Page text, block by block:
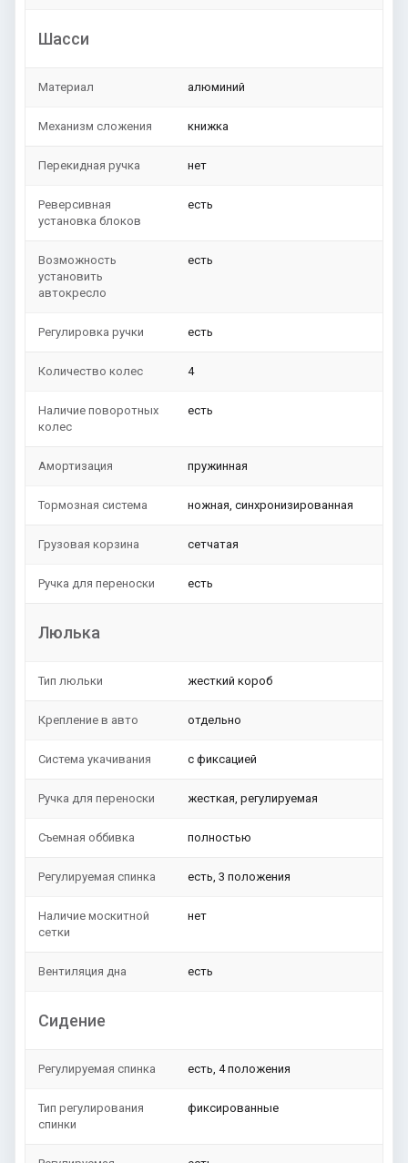
Шасси
Материал алюминий
Механизм сложения книжка
Перекидная ручка нет
Реверсивная
установка блоков
есть
Возможность
установить
автокресло
есть
Регулировка ручки есть
Количество колес 4
Наличие поворотных
колес
есть
Амортизация пружинная
Тормозная система ножная, синхронизированная
Грузовая корзина сетчатая
Ручка для переноски есть
Люлька
Тип люльки жесткий короб
Крепление в авто отдельно
Система укачивания с фиксацией
Ручка для переноски жесткая, регулируемая
Съемная оббивка полностью
Регулируемая спинка есть, 3 положения
Наличие москитной
сетки
нет
Вентиляция дна есть
Сидение
Регулируемая спинка есть, 4 положения
Тип регулирования
спинки
фиксированные